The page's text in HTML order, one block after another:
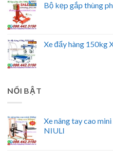
Bộ kẹp gắp thùng
Xe đẩy hàng 150kg
NỔI BẬT
Xe nâng tay cao
NIULI